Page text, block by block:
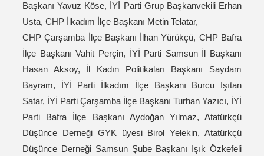
Başkanı Yavuz Köse, İYİ Parti Grup Başkanvekili Erhan
Usta, CHP İlkadım İlçe Başkanı Metin Telatar,
CHP Çarşamba İlçe Başkanı İlhan Yürükçü, CHP Bafra
İlçe Başkanı Vahit Perçin, İYİ Parti Samsun İl Başkanı
Hasan Aksoy, İl Kadın Politikaları Başkanı Saydam
Bayram, İYİ Parti İlkadım İlçe Başkanı Burcu Işıtan
Satar, İYİ Parti Çarşamba İlçe Başkanı Turhan Yazıcı, İYİ
Parti Bafra İlçe Başkanı Aydoğan Yılmaz, Atatürkçü
Düşünce Derneği GYK üyesi Birol Yelekin, Atatürkçü
Düşünce Derneği Samsun Şube Başkanı Işık Özkefeli